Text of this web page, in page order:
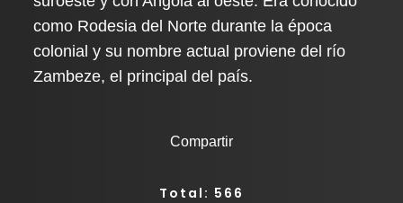
como Rodesia del Norte durante la época
colonial y su nombre actual proviene del río
Zambeze, el principal del país.
Compartir
Total: 566